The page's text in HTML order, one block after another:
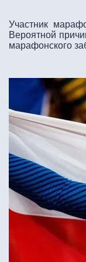
Участник
Вероятной
марафонского